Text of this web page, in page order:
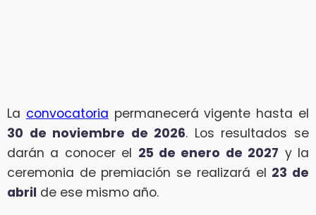
La convocatoria permanecerá vigente hasta el
30 de noviembre de 2026. Los resultados se
darán a conocer el 25 de enero de 2027 y la
ceremonia de premiación se realizará el 23 de
abril de ese mismo año.